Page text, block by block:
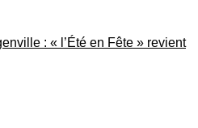
: « l’Été en Fête » revient